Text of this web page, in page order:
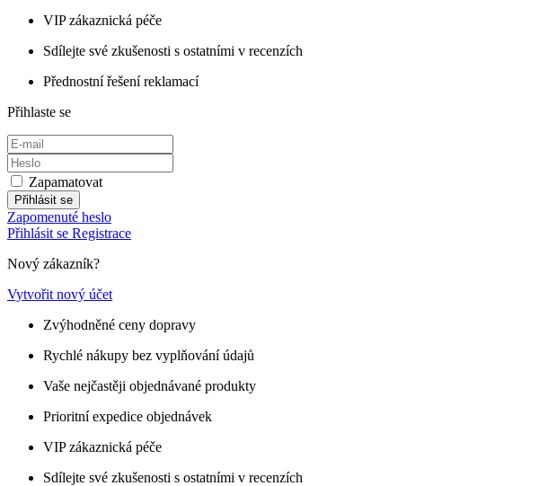
VIP zákaznická péče
Sdílejte své zkušenosti s ostatními v recenzích
Přednostní řešení reklamací
Přihlaste se
Zapamatovat
Přihlásit se
Zapomenuté heslo
Přihlásit se Registrace
Nový zákazník?
Vytvořit nový účet
Zvýhodněné ceny dopravy
Rychlé nákupy bez vyplňování údajů
Vaše nejčastěji objednávané produkty
Prioritní expedice objednávek
VIP zákaznická péče
Sdílejte své zkušenosti s ostatními v recenzích